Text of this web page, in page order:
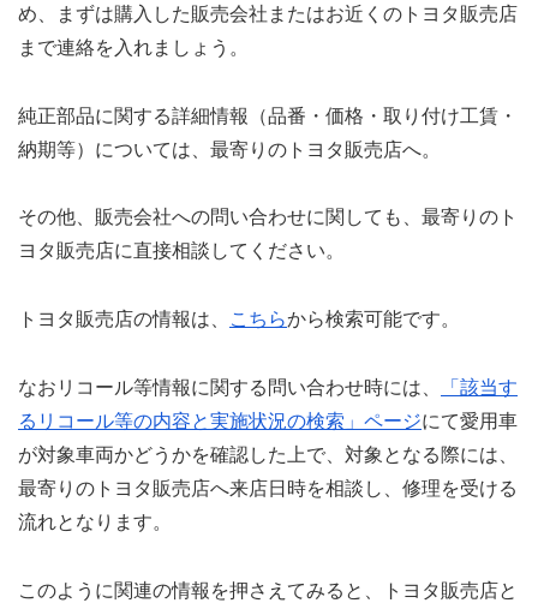
め、まずは購入した販売会社またはお近くのトヨタ販売店
まで連絡を入れましょう。
純正部品に関する詳細情報（品番・価格・取り付け工賃・
納期等）については、最寄りのトヨタ販売店へ。
その他、販売会社への問い合わせに関しても、最寄りのト
ヨタ販売店に直接相談してください。
トヨタ販売店の情報は、 こちらから検索可能です。
なおリコール等情報に関する問い合わせ時には、
「該当す
るリコール等の内容と実施状況の検索」ページにて愛用車
が対象車両かどうかを確認した上で、対象となる際には、
最寄りのトヨタ販売店へ来店日時を相談し、修理を受ける
流れとなります。
このように関連の情報を押さえてみると、トヨタ販売店と